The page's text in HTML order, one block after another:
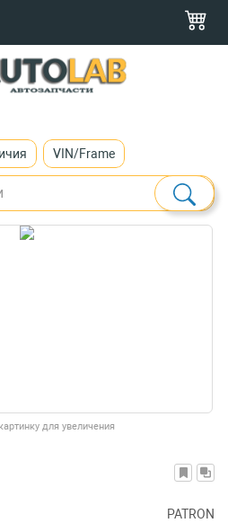
VIN/Frame
для увеличения
PATRON